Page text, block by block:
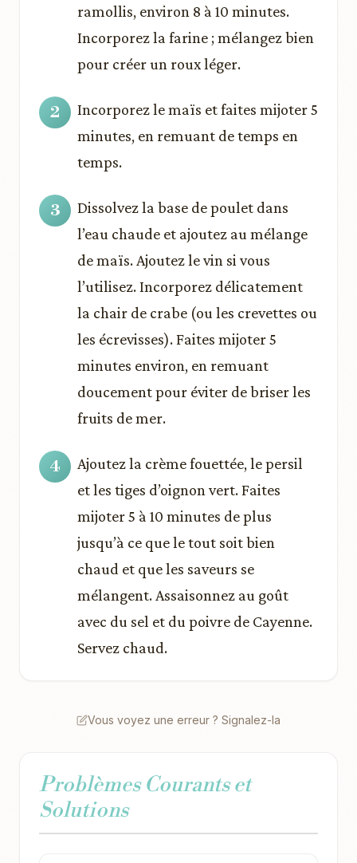
ramollis, environ 8 à 10 minutes.
Incorporez la farine ; mélangez bien
pour créer un roux léger.
Incorporez le maïs et faites mijoter 5
minutes, en remuant de temps en
temps.
Dissolvez la base de poulet dans
l’eau chaude et ajoutez au mélange
de maïs. Ajoutez le vin si vous
l’utilisez. Incorporez délicatement
la chair de crabe (ou les crevettes ou
les écrevisses). Faites mijoter 5
minutes environ, en remuant
doucement pour éviter de briser les
fruits de mer.
Ajoutez la crème fouettée, le persil
et les tiges d’oignon vert. Faites
mijoter 5 à 10 minutes de plus
jusqu’à ce que le tout soit bien
chaud et que les saveurs se
mélangent. Assaisonnez au goût
avec du sel et du poivre de Cayenne.
Servez chaud.
Vous voyez une erreur ? Signalez-la
Problèmes Courants et
Solutions